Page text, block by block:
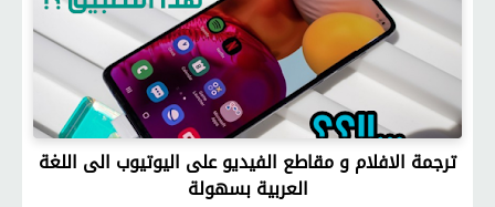
ترجمة الافلام و مقاطع الفيديو على اليوتيوب الى اللغة
العربية بسهولة